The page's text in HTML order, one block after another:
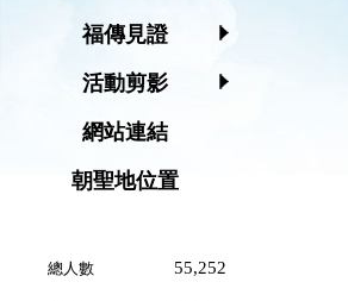
福傳見證
活動剪影
網站連結
朝聖地位置
總人數 55,252